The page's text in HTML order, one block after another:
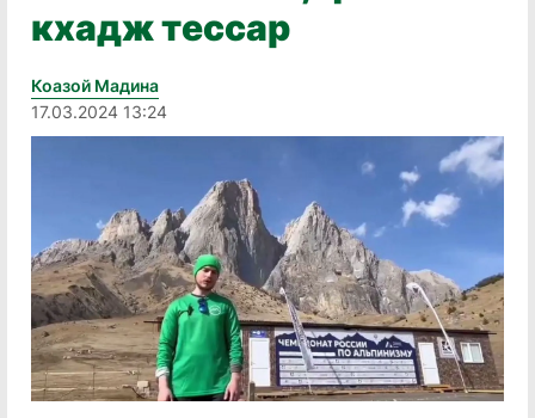
кхадж тессар
Коазой Мадина
17.03.2024 13:24